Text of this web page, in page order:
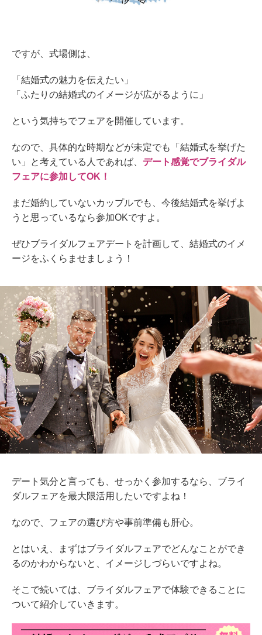
ですが、式場側は、
「結婚式の魅力を伝えたい」
「ふたりの結婚式のイメージが広がるように」
という気持ちでフェアを開催しています。
なので、具体的な時期などが未定でも「結婚式を挙げた
い」と考えている人であれば、 デート感覚でブライダル
フェアに参加してOK！
まだ婚約していないカップルでも、今後結婚式を挙げよ
うと思っているなら参加OKですよ。
ぜひブライダルフェアデートを計画して、結婚式のイメ
ージをふくらませましょう！
デート気分と言っても、せっかく参加するなら、ブライ
ダルフェアを最大限活用したいですよね！
なので、フェアの選び方や事前準備も肝心。
とはいえ、まずはブライダルフェアでどんなことができ
るのかわからないと、イメージしづらいですよね。
そこで続いては、ブライダルフェアで体験できることに
ついて紹介していきます。